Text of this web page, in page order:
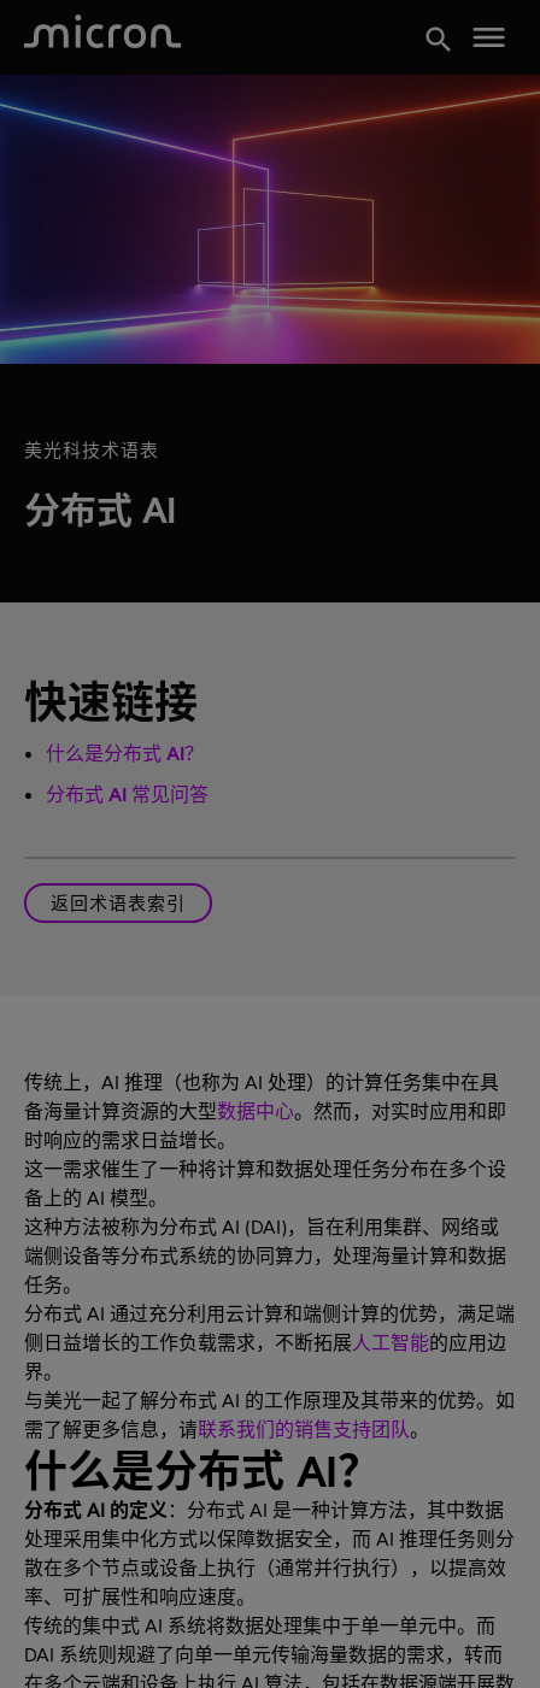
search menu
美光科技术语表
分布式 AI
快速链接
什么是分布式 AI？
分布式 AI 常见问答
返回术语表索引
传统上，AI 推理（也称为 AI 处理）的计算任务集中在具
备海量计算资源的大型数据中心。然而，对实时应用和即
时响应的需求日益增长。
这一需求催生了一种将计算和数据处理任务分布在多个设
备上的 AI 模型。
这种方法被称为分布式 AI (DAI)，旨在利用集群、网络或
端侧设备等分布式系统的协同算力，处理海量计算和数据
任务。
分布式 AI 通过充分利用云计算和端侧计算的优势，满足端
侧日益增长的工作负载需求，不断拓展 人工智能的应用边
界。
与美光一起了解分布式 AI 的工作原理及其带来的优势。如
需了解更多信息，请联系我们的销售支持团队。
什么是分布式 AI？
分布式 AI 的定义 ：分布式 AI 是一种计算方法，其中数据
处理采用集中化方式以保障数据安全，而 AI 推理任务则分
散在多个节点或设备上执行（通常并行执行），以提高效
率、可扩展性和响应速度。
传统的集中式 AI 系统将数据处理集中于单一单元中。而
DAI ​​系统则规避了向单一单元传输海量数据的需求，转而
在多个云端和设备上执行 AI 算法，包括在数据源端开展数